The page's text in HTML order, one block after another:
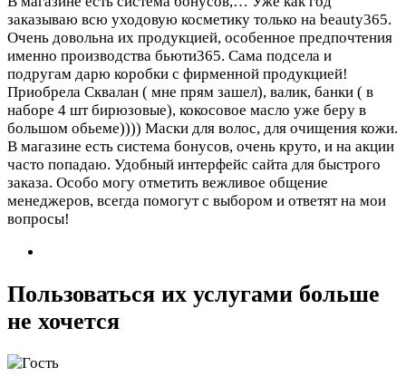
заказываю всю уходовую косметику только на beauty365.
Очень довольна их продукцией, особенное предпочтения
именно производства бьюти365. Сама подсела и
подругам дарю коробки с фирменной продукцией!
Приобрела Сквалан ( мне прям зашел), валик, банки ( в
наборе 4 шт бирюзовые), кокосовое масло уже беру в
большом обьеме)))) Маски для волос, для очищения кожи.
В магазине есть система бонусов, очень круто, и на акции
часто попадаю. Удобный интерфейс сайта для быстрого
заказа. Особо могу отметить вежливое общение
менеджеров, всегда помогут с выбором и ответят на мои
вопросы!
Пользоваться их услугами больше
не хочется